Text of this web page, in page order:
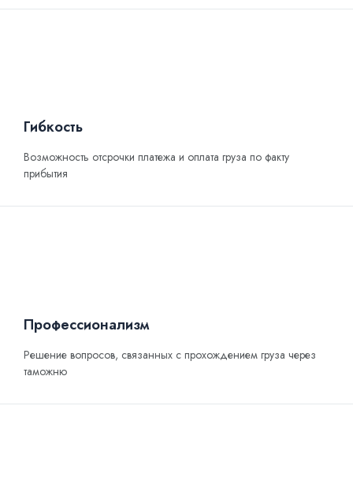
Гибкость
Возможность отсрочки платежа и оплата груза по факту
прибытия
Профессионализм
Решение вопросов, связанных с прохождением груза через
таможню